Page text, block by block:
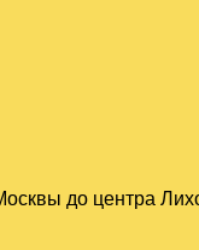
до центра